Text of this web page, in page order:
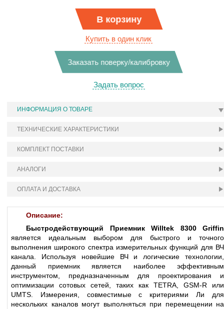
В корзину
Купить в один клик
Заказать поверку/калибровку
Задать вопрос
ИНФОРМАЦИЯ О ТОВАРЕ
ТЕХНИЧЕСКИЕ ХАРАКТЕРИСТИКИ
КОМПЛЕКТ ПОСТАВКИ
АНАЛОГИ
ОПЛАТА И ДОСТАВКА
Описание:
Быстродействующий Приемник Willtek 8300 Griffin
является идеальным выбором для быстрого и точного
выполнения широкого спектра измерительных функций для ВЧ
канала. Используя новейшие ВЧ и логиче­ские технологии,
данный приемник является наиболее эффективным
инструментом, предназначенным для проектирования и
оптимизации сотовых сетей, таких как TETRA, GSM-R или
UMTS. Измерения, совместимые с критериями Ли для
нескольких каналов могут выполняться при перемещении на